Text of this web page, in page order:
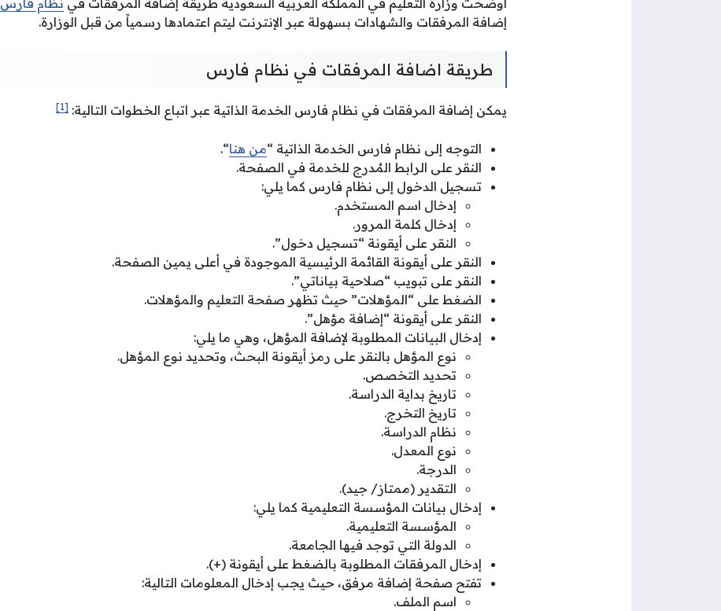
أوضحت وزارة التعليم في المملكة العربية السعودية طريقة إضافة المرفقات في نظام فارس
إضافة المرفقات والشهادات بسهولة عبر الإنترنت ليتم اعتمادها رسمياً من قبل الوزارة.
طريقة اضافة المرفقات في نظام فارس
يمكن إضافة المرفقات في نظام فارس الخدمة الذاتية عبر اتباع الخطوات التالية: [1]
التوجه إلى نظام فارس الخدمة الذاتية “من هنا“.
النقر على الرابط المُدرج للخدمة في الصفحة.
تسجيل الدخول إلى نظام فارس كما يلي:
إدخال اسم المستخدم.
إدخال كلمة المرور.
النقر على أيقونة “تسجيل دخول”.
النقر على أيقونة القائمة الرئيسية الموجودة في أعلى يمين الصفحة.
النقر على تبويب “صلاحية بياناتي”.
الضغط على “المؤهلات” حيث تظهر صفحة التعليم والمؤهلات.
النقر على أيقونة “إضافة مؤهل”.
إدخال البيانات المطلوبة لإضافة المؤهل، وهي ما يلي:
نوع المؤهل بالنقر على رمز أيقونة البحث، وتحديد نوع المؤهل.
تحديد التخصص.
تاريخ بداية الدراسة.
تاريخ التخرج.
نظام الدراسة.
نوع المعدل.
الدرجة.
التقدير (ممتاز/ جيد).
إدخال بيانات المؤسسة التعليمية كما يلي:
المؤسسة التعليمية.
الدولة التي توجد فيها الجامعة.
إدخال المرفقات المطلوبة بالضغط على أيقونة (+).
تفتح صفحة إضافة مرفق، حيث يجب إدخال المعلومات التالية:
اسم الملف.